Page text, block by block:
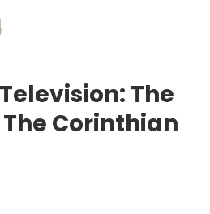
The
Corinthian